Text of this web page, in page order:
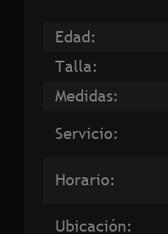
Edad:
Talla:
Medidas:
Servicio:
Horario:
Ubicación: